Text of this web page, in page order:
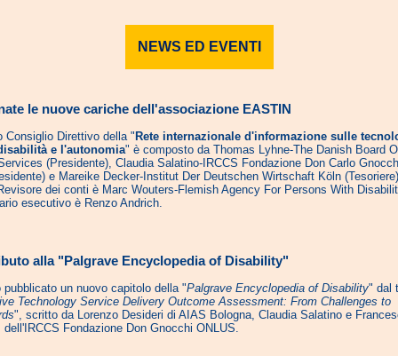
NEWS ED EVENTI
le nuove cariche dell'associazione EASTIN
Consiglio Direttivo della " Rete internazionale d'informazione sulle
e l'autonomia" è composto da Thomas Lyhne-The Danish Board
(Presidente), Claudia Salatino-IRCCS Fondazione Don Carlo
e Mareike Decker-Institut Der Deutschen Wirtschaft Köln
dei conti è Marc Wouters-Flemish Agency For Persons With
esecutivo è Renzo Andrich.
alla "Palgrave Encyclopedia of Disability"
pubblicato un nuovo capitolo della "Palgrave Encyclopedia of Disability" dal
Technology Service Delivery Outcome Assessment: From Challenges to
", scritto da Lorenzo Desideri di AIAS Bologna, Claudia Salatino e
dell'IRCCS Fondazione Don Gnocchi ONLUS.